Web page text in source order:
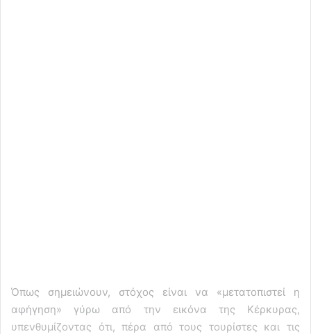
Όπως σημειώνουν, στόχος είναι να «μετατοπιστεί η
αφήγηση» γύρω από την εικόνα της Κέρκυρας,
υπενθυμίζοντας ότι, πέρα από τους τουρίστες και τις